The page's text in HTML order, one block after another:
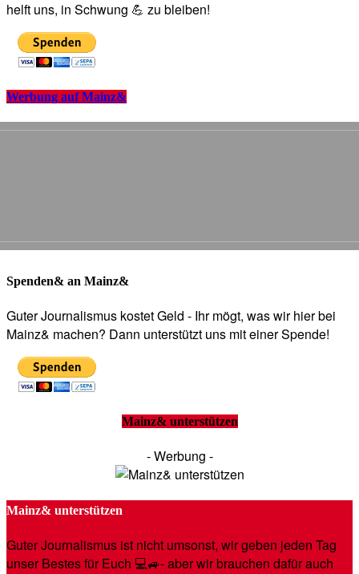
helft uns, in Schwung 💪 zu bleiben!
Werbung auf Mainz&
Spenden& an Mainz&
Guter Journalismus kostet Geld - Ihr mögt, was wir hier bei
Mainz& machen? Dann unterstützt uns mit einer Spende!
Mainz& unterstützen
- Werbung -
Mainz& unterstützen
Guter Journalismus ist nicht umsonst, wir geben jeden Tag
unser Bestes für Euch 💻🚙- aber wir brauchen dafür auch